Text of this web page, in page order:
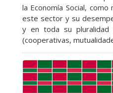
la Economía Social,
este sector y su
y en toda su pluralidad
(cooperativas,